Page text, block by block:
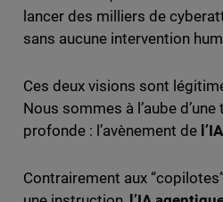
lancer des milliers de
sans aucune intervention
Ces deux visions sont
Nous sommes à l’aube
profonde : l’avènement de
Contrairement aux